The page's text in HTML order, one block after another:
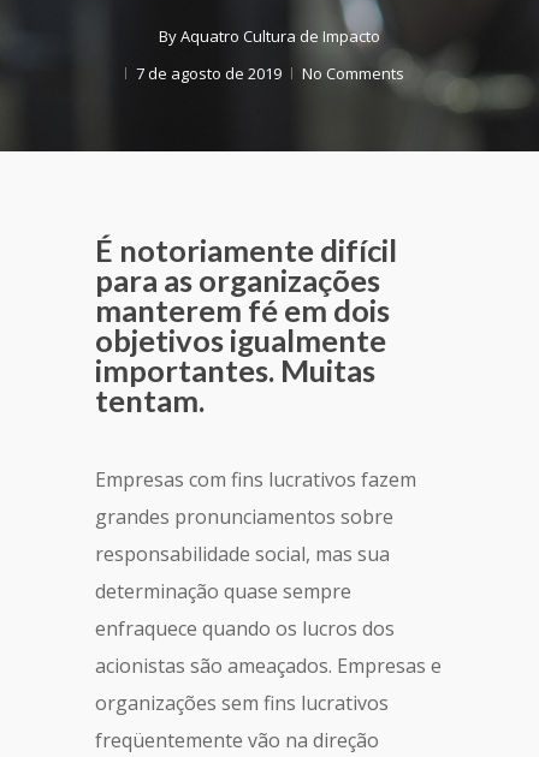
ByAquatro Cultura de Impacto
7 de agosto de 2019
No Comments
É notoriamente difícil
para as organizações
manterem fé em dois
objetivos igualmente
importantes. Muitas
tentam.
Empresas com fins lucrativos fazem
grandes pronunciamentos sobre
responsabilidade social, mas sua
determinação quase sempre
enfraquece quando os lucros dos
acionistas são ameaçados. Empresas e
organizações sem fins lucrativos
freqüentemente vão na direção